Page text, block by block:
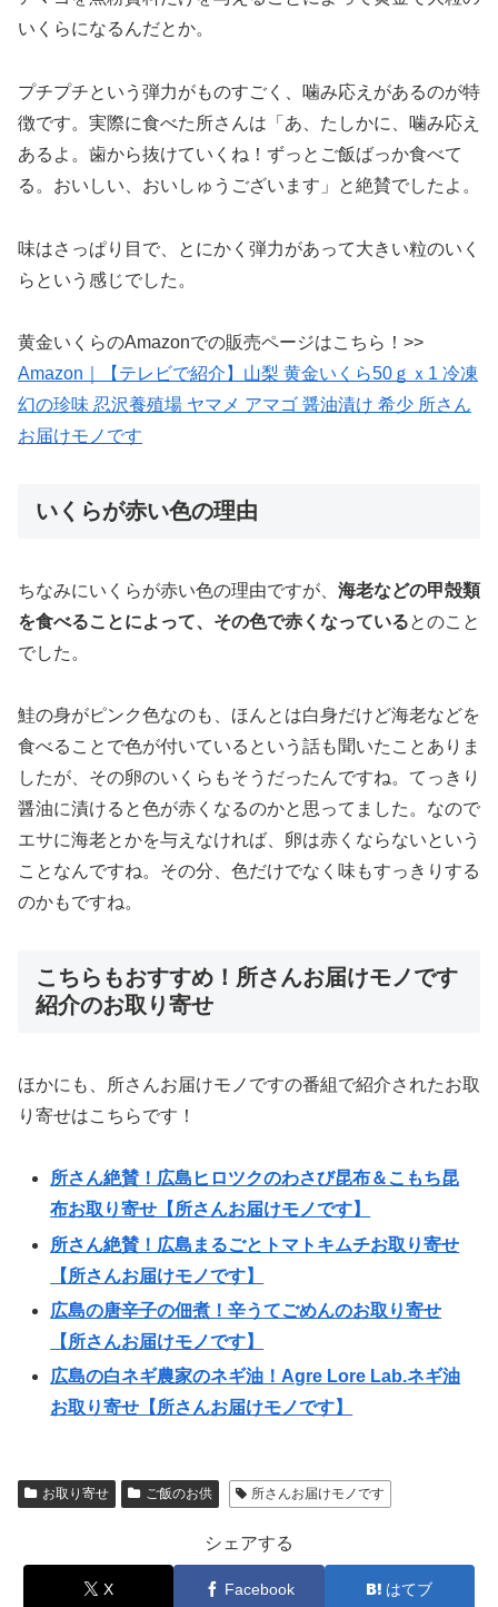
いくらになるんだとか。
プチプチという弾力がものすごく、噛み応えがあるのが特
徴です。実際に食べた所さんは「あ、たしかに、噛み応え
あるよ。歯から抜けていくね！ずっとご飯ばっか食べて
る。おいしい、おいしゅうございます」と絶賛でしたよ。
味はさっぱり目で、とにかく弾力があって大きい粒のいく
らという感じでした。
黄金いくらのAmazonでの販売ページはこちら！>>
Amazon｜【テレビで紹介】山梨 黄金いくら50ｇｘ1 冷凍
幻の珍味 忍沢養殖場 ヤマメ アマゴ 醤油漬け 希少 所さん
お届けモノです
いくらが赤い色の理由
ちなみにいくらが赤い色の理由ですが、 海老などの甲殻類
を食べることによって、その色で赤くなっているとのこと
でした。
鮭の身がピンク色なのも、ほんとは白身だけど海老などを
食べることで色が付いているという話も聞いたことありま
したが、その卵のいくらもそうだったんですね。てっきり
醤油に漬けると色が赤くなるのかと思ってました。なので
エサに海老とかを与えなければ、卵は赤くならないという
ことなんですね。その分、色だけでなく味もすっきりする
のかもですね。
こちらもおすすめ！所さんお届けモノです
紹介のお取り寄せ
ほかにも、所さんお届けモノですの番組で紹介されたお取
り寄せはこちらです！
所さん絶賛！広島ヒロツクのわさび昆布＆こもち昆
布お取り寄せ【所さんお届けモノです】
所さん絶賛！広島まるごとトマトキムチお取り寄せ
【所さんお届けモノです】
広島の唐辛子の佃煮！辛うてごめんのお取り寄せ
【所さんお届けモノです】
広島の白ネギ農家のネギ油！Agre Lore Lab.ネギ油
お取り寄せ【所さんお届けモノです】
お取り寄せ ご飯のお供 所さんお届けモノです
シェアする
X Facebook はてブ